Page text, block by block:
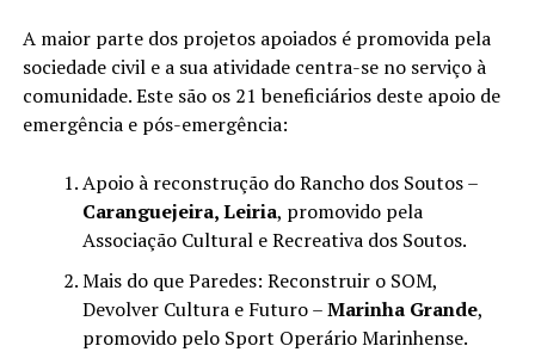
A maior parte dos projetos apoiados é promovida pela
sociedade civil e a sua atividade centra-se no serviço à
comunidade. Este são os 21 beneficiários deste apoio de
emergência e pós-emergência:
Apoio à reconstrução do Rancho dos Soutos –
Caranguejeira, Leiria, promovido pela
Associação Cultural e Recreativa dos Soutos.
Mais do que Paredes: Reconstruir o SOM,
Devolver Cultura e Futuro –Marinha Grande,
promovido pelo Sport Operário Marinhense.